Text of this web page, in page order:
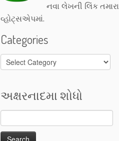
નવા લેખની લિંક તમારા
વ્હોટ્સએપમાં.
Categories
Categories
અક્ષરનાદમા શોધો